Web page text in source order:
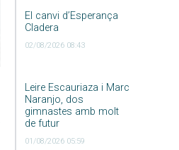
El canvi d’Esperança
Cladera
02/08/2026 08:43
Leire Escauriaza i Marc
Naranjo, dos
gimnastes amb molt
de futur
01/08/2026 05:59